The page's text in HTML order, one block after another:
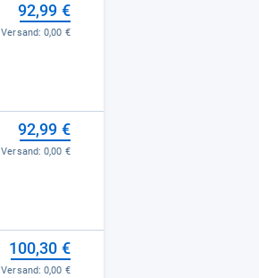
92,99 €
Versand:0,00 €
92,99 €
Versand:0,00 €
100,30 €
Versand:0,00 €